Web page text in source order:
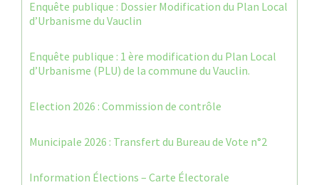
Enquête publique : Dossier Modification du Plan Local
d’Urbanisme du Vauclin
Enquête publique : 1 ère modification du Plan Local
d’Urbanisme (PLU) de la commune du Vauclin.
Election 2026 : Commission de contrôle
Municipale 2026 : Transfert du Bureau de Vote n°2
Information Élections – Carte Électorale